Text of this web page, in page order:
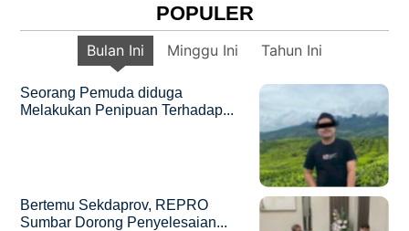
POPULER
Bulan Ini Minggu Ini Tahun Ini
Seorang Pemuda diduga
Melakukan Penipuan Terhadap...
Bertemu Sekdaprov, REPRO
Sumbar Dorong Penyelesaian...